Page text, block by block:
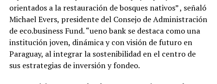
orientados a la restauración de bosques nativos” , señaló
Michael Evers, presidente del Consejo de Administración
de eco.business Fund. “ueno bank se destaca como una
institución joven, dinámica y con visión de futuro en
Paraguay, al integrar la sostenibilidad en el centro de
sus estrategias de inversión y fondeo.